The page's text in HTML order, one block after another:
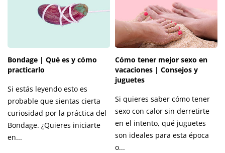
Bondage | Qué es y cómo
practicarlo
Si estás leyendo esto es
probable que sientas cierta
curiosidad por la práctica del
Bondage. ¿Quieres iniciarte
en...
Cómo tener mejor sexo en
vacaciones | Consejos y
juguetes
Si quieres saber cómo tener
sexo con calor sin derretirte
en el intento, qué juguetes
son ideales para esta época
o...